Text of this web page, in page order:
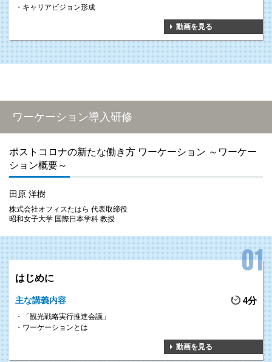
キャリアビジョン形成
動画を見る
ワーケーション導入研修
ポストコロナの新たな働き方 ワーケーション ～ワーケー
ション概要～
田原 洋樹
株式会社オフィスたはら 代表取締役
昭和女子大学 国際日本学科 教授
はじめに
主な講義内容 4分
「観光戦略実行推進会議」
ワーケーションとは
動画を見る